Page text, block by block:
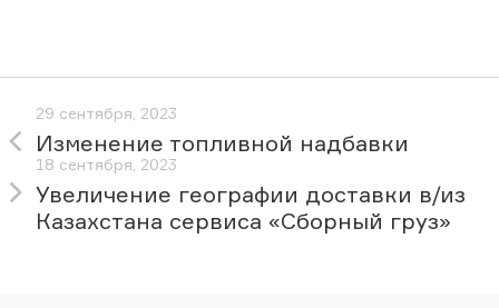
29 сентября, 2023
Изменение топливной надбавки
18 сентября, 2023
Увеличение географии доставки в/из
Казахстана сервиса «Сборный груз»